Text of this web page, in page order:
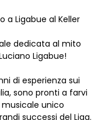
a Ligabue al Keller
dedicata al mito
Ligabue!
di esperienza sui
sono pronti a farvi
unico
successi del Liga.